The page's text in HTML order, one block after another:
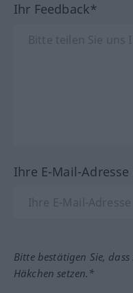
Ihr Feedback*
Ihre E-Mail-
Bitte bestätigen Sie,
Häkchen setzen.*